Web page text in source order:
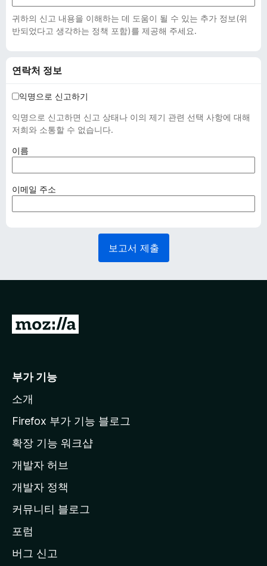
귀하의 신고 내용을 이해하는 데 도움이 될 수 있는 추가 정보(위
반되었다고 생각하는 정책 포함)를 제공해 주세요.
연락처 정보
익명으로 신고하기
익명으로 신고하면 신고 상태나 이의 제기 관련 선택 사항에 대해
저희와 소통할 수 없습니다.
이름
수
사
)
이메일 주소
수
보고서 제출
M
l
a
페
이
지
이
동
부가 기능
소개
Firefox 부가 기능 블로그
확장 기능 워크샵
개발자 허브
개발자 정책
커뮤니티 블로그
포럼
버그 신고